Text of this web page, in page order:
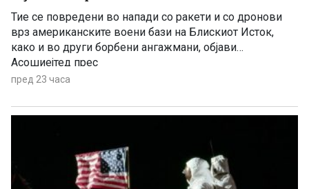
Тие се повредени во напади со ракети и со дронови
врз американските воени бази на Блискиот Исток,
како и во други борбени ангажмани, објави
Асошиејтед прес
пред 23 часа